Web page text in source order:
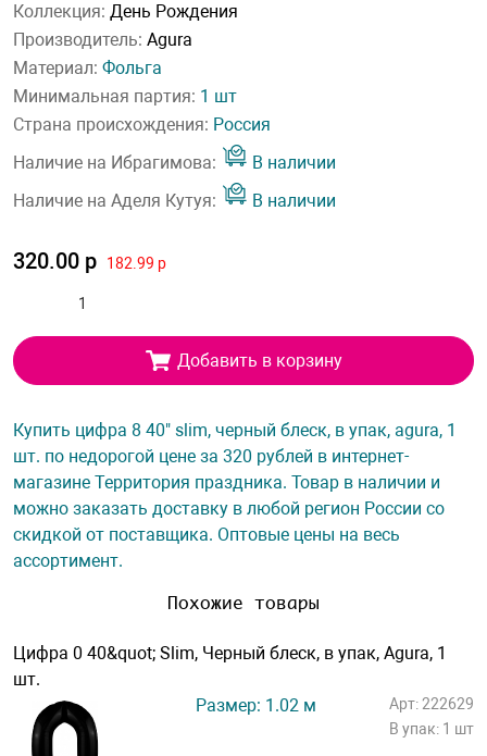
Коллекция: День Рождения
Производитель: Agura
Материал: Фольга
Минимальная партия: 1 шт
Страна происхождения: Россия
Наличие на Ибрагимова:
В наличии
Наличие на Аделя Кутуя:
В наличии
320.00 р 182.99 р
Добавить в корзину
Купить цифра 8 40" slim, черный блеск, в упак, agura, 1
шт. по недорогой цене за 320 рублей в интернет-
магазине Территория праздника. Товар в наличии и
можно заказать доставку в любой регион России со
скидкой от поставщика. Оптовые цены на весь
ассортимент.
Похожие товары
Цифра 0 40&quot; Slim, Черный блеск, в упак, Agura, 1
шт.
Размер: 1.02 м
Арт: 222629
В упак: 1 шт